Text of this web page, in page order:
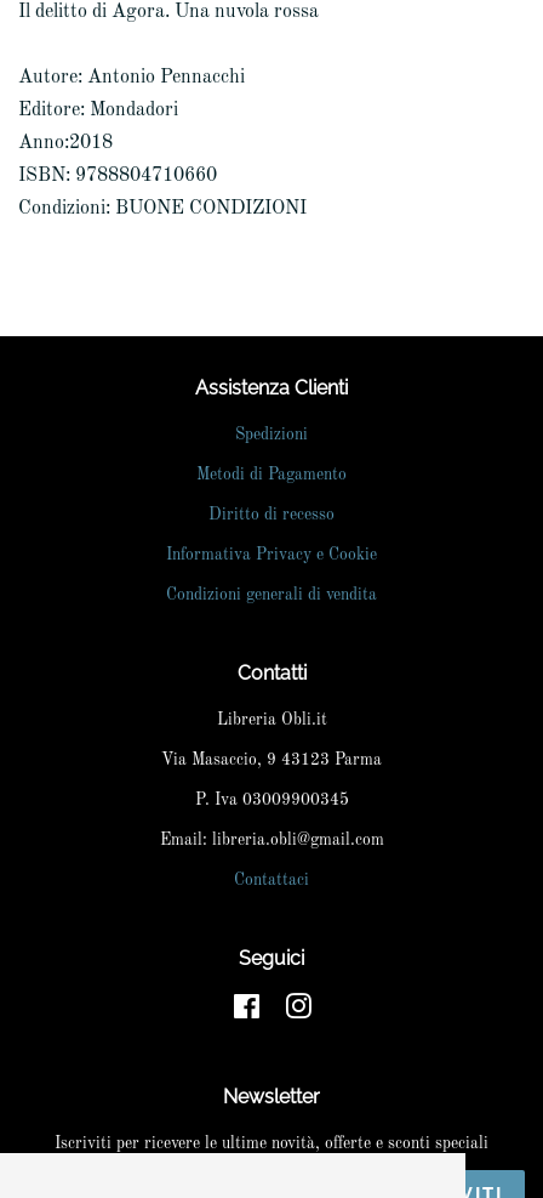
Il delitto di Agora. Una nuvola rossa
Autore: Antonio Pennacchi
Editore: Mondadori
Anno:2018
ISBN: 9788804710660
Condizioni: BUONE CONDIZIONI
Assistenza Clienti
Spedizioni
Metodi di Pagamento
Diritto di recesso
Informativa Privacy e Cookie
Condizioni generali di vendita
Contatti
Libreria Obli.it
Via Masaccio, 9 43123 Parma
P. Iva 03009900345
Email: libreria.obli@gmail.com
Contattaci
Seguici
FacebookInstagram
Newsletter
Iscriviti per ricevere le ultime novità, offerte e sconti speciali
ISCRIVITI